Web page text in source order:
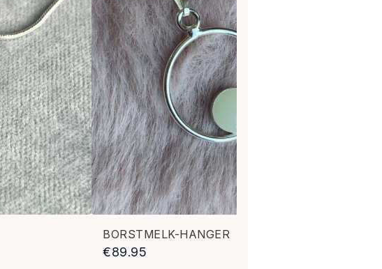
BORSTMELK-HANGER
€89.95